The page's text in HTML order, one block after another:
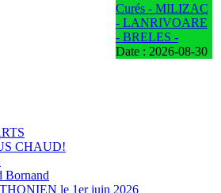
Curés - MILIZAC
- LANRIVOARE
- BRELES -
Date : 2026-08-30
CHAUD!
Bornand
le 1er juin 2026